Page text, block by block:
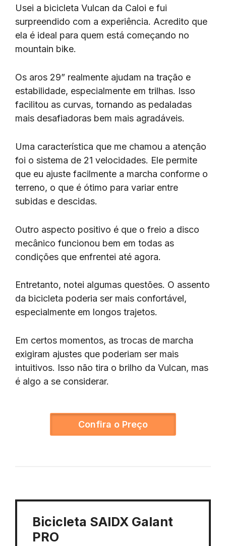
Usei a bicicleta Vulcan da Caloi e fui
surpreendido com a experiência. Acredito que
ela é ideal para quem está começando no
mountain bike.
Os aros 29” realmente ajudam na tração e
estabilidade, especialmente em trilhas. Isso
facilitou as curvas, tornando as pedaladas
mais desafiadoras bem mais agradáveis.
Uma característica que me chamou a atenção
foi o sistema de 21 velocidades. Ele permite
que eu ajuste facilmente a marcha conforme o
terreno, o que é ótimo para variar entre
subidas e descidas.
Outro aspecto positivo é que o freio a disco
mecânico funcionou bem em todas as
condições que enfrentei até agora.
Entretanto, notei algumas questões. O assento
da bicicleta poderia ser mais confortável,
especialmente em longos trajetos.
Em certos momentos, as trocas de marcha
exigiram ajustes que poderiam ser mais
intuitivos. Isso não tira o brilho da Vulcan, mas
é algo a se considerar.
Confira o Preço
Bicicleta SAIDX Galant
PRO